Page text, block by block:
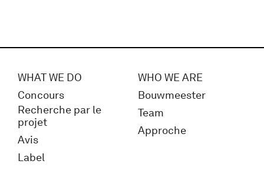
WHAT WE DO
Concours
Recherche par le
projet
Avis
Label
WHO WE ARE
Bouwmeester
Team
Approche